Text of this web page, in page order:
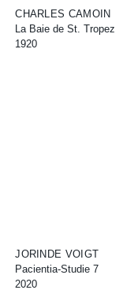
CHARLES CAMOIN
La Baie de St. Tropez
1920
JORINDE VOIGT
Pacientia-Studie 7
2020